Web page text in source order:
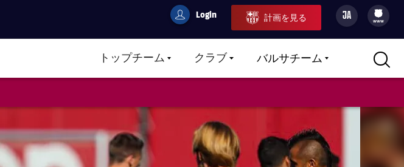
userCulers
Login 計画を見る JA
filled-badge
www
トップチームLABEL.ARIA.CARETDOWN
クラブLABEL.ARIA.CARETDOWN
バルサチームLABEL.ARIA.CARETDOWN